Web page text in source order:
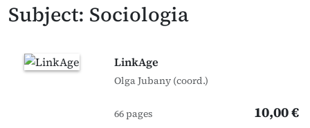
Subject: Sociologia
LinkAge
Olga Jubany (coord.)
66 pages 10,00 €